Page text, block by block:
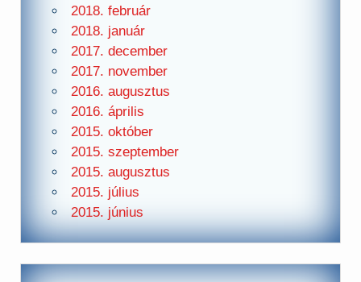
2018. február
2018. január
2017. december
2017. november
2016. augusztus
2016. április
2015. október
2015. szeptember
2015. augusztus
2015. július
2015. június